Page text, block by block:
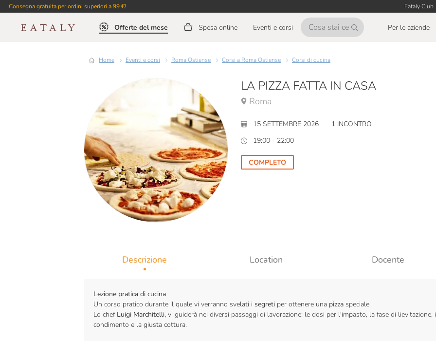
Consegna gratuita per ordini superiori a 99 €! Eataly Club
Offerte del mese Spesa online Eventi e corsi Per le aziende
Home Eventi e corsi Roma Ostiense Corsi a Roma Ostiense Corsi di cucina
LA PIZZA FATTA IN CASA
Roma
15 SETTEMBRE 2026
1 INCONTRO
19:00 - 22:00
COMPLETO
Descrizione Location Docente
Lezione pratica di cucina
Un corso pratico durante il quale vi verranno svelati i segreti per ottenere una pizza speciale.
Lo chef Luigi Marchitelli, vi guiderà nei diversi passaggi di lavorazione: le dosi per l'impasto, la fase di lievitazione,
condimento e la giusta cottura.